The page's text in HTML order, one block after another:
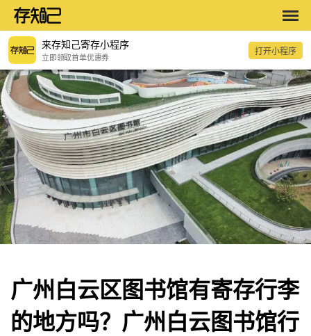
来存知己寄存小程序
立即领取首单优惠券
打开小程序
广州白云区图书馆有寄存行李
的地方吗？广州白云图书馆行